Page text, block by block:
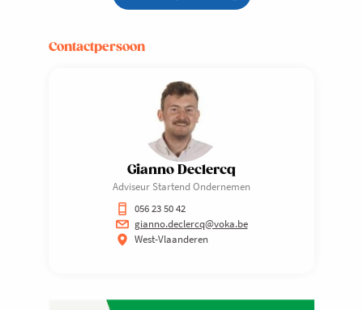
Contactpersoon
Gianno Declercq
Adviseur Startend Ondernemen
056 23 50 42
gianno.declercq@voka.be
West-Vlaanderen